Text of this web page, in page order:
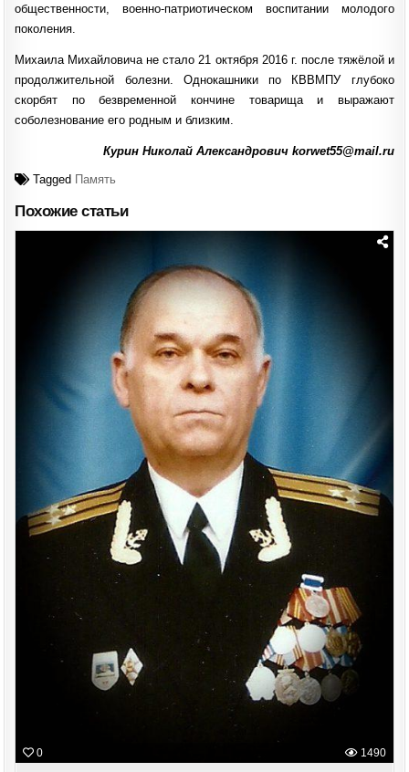
общественности, военно-патриотическом воспитании молодого
поколения.
Михаила Михайловича не стало 21 октября 2016 г. после тяжёлой и
продолжительной болезни. Однокашники по КВВМПУ глубоко
скорбят по безвременной кончине товарища и выражают
соболезнование его родным и близким.
Курин Николай Александрович korwet55@mail.ru
Tagged Память
Похожие статьи
0 1490
Posted
in